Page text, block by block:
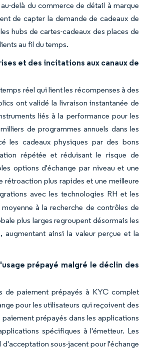
delà du commerce de détail à marque
de capter la demande de cadeaux de
hubs de cartes-cadeaux des places de
au fil du temps.
et des incitations aux canaux de
réel qui lient les récompenses à des
ont validé la livraison instantanée de
liés à la performance pour les
de programmes annuels dans les
les cadeaux physiques par des bons
répétée et réduisant le risque de
options d'échange par niveau et une
rétroaction plus rapides et une meilleure
avec les technologies RH et les
à la recherche de contrôles de
plus larges regroupent désormais les
ainsi la valeur perçue et la
prépayé malgré le déclin des
de paiement prépayés à KYC complet
pour les utilisateurs qui reçoivent des
prépayés dans les applications
spécifiques à l'émetteur. Les
d'acceptation sous-jacent pour l'échange